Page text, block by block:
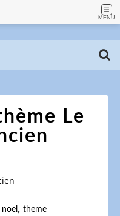
MENU
Le
noel , theme